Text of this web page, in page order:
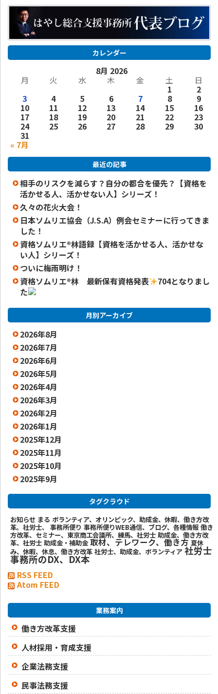
カレンダー
8月 2026
月 火 水 木 金 土 日
« 7月
1 2
3 4 5 6 7 8 9
10 11 12 13 14 15 16
17 18 19 20 21 22 23
24 25 26 27 28 29 30
31
最近の記事
相手のリスクを減らす？自分の都合を優先？【資格を
活かせる人、活かせない人】シリーズ！
久々の花火大会！
日本ソムリエ協会（J.S.A）例会セミナーに行ってきま
した！
資格ソムリエ®️林語録【資格を活かせる人、活かせな
い人】シリーズ！
ついに梅雨明け！
資格ソムリエ®️林 最新保有資格発表
704となりまし
た
月別アーカイブ
2026年8月
2026年7月
2026年6月
2026年5月
2026年4月
2026年3月
2026年2月
2026年1月
2025年12月
2025年11月
2025年10月
2025年9月
タグクラウド
お知らせ まる ボランティア、オリンピック、助成金、休暇、働き方改
革。社労士、
事務所便り 事務所便りWEB通信、ブログ、各種情報 働き
方改革、セミナー、東京商工会議所、練馬、社労士 助成金、働き方改
革、社労士 助成金・補助金 取材、テレワーク、働き方 夏休
み、休暇、休息、働き方改革 社労士、助成金、ボランティア 社労士
事務所のDX、DX本
RSS FEED
Atom FEED
業務案内
働き方改革支援
人材採用・育成支援
企業法務支援
民事法務支援